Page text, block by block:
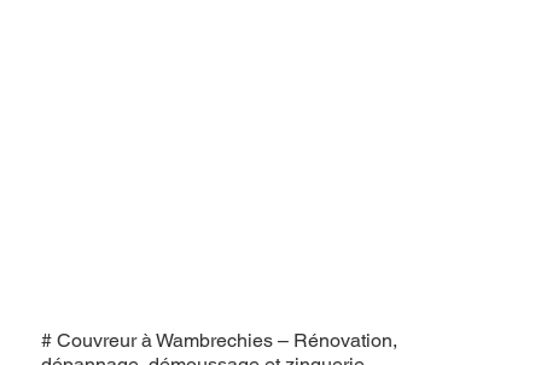
# Couvreur à Wambrechies – Rénovation,